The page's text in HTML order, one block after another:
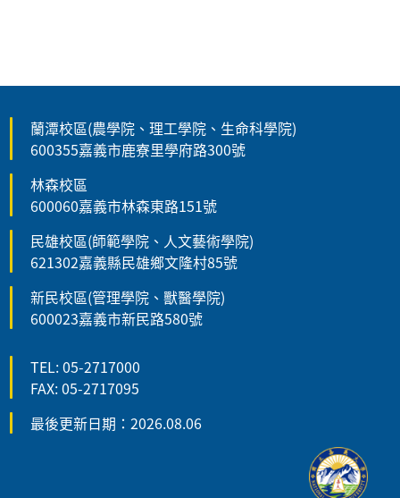
蘭潭校區(農學院、理工學院、生命科學院)
600355嘉義市鹿寮里學府路300號
林森校區
600060嘉義市林森東路151號
民雄校區(師範學院、人文藝術學院)
621302嘉義縣民雄鄉文隆村85號
新民校區(管理學院、獸醫學院)
600023嘉義市新民路580號
TEL: 05-2717000
FAX: 05-2717095
最後更新日期：2026.08.06